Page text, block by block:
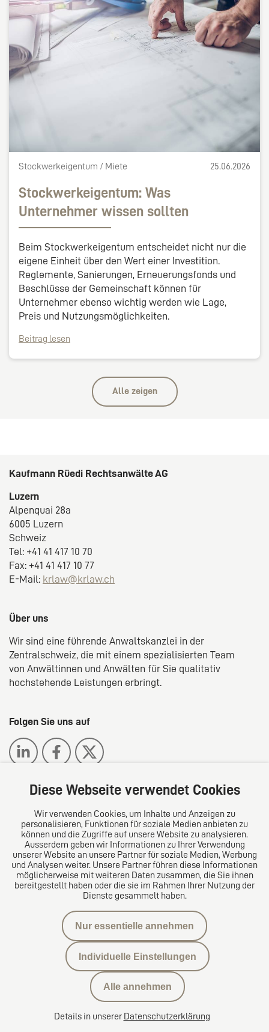
Stockwerkeigentum / Miete 25.06.2026
Stockwerkeigentum: Was
Unternehmer wissen sollten
Beim Stockwerkeigentum entscheidet nicht nur die
eigene Einheit über den Wert einer Investition.
Reglemente, Sanierungen, Erneuerungsfonds und
Beschlüsse der Gemeinschaft können für
Unternehmer ebenso wichtig werden wie Lage,
Preis und Nutzungsmöglichkeiten.
Beitrag lesen
Alle zeigen
Kaufmann Rüedi Rechtsanwälte AG
Luzern
Alpenquai 28a
6005 Luzern
Schweiz
Tel: +41 41 417 10 70
Fax: +41 41 417 10 77
E-Mail: krlaw@krlaw.ch
Über uns
Wir sind eine führende Anwaltskanzlei in der
Zentralschweiz, die mit einem spezialisierten Team
von Anwältinnen und Anwälten für Sie qualitativ
hochstehende Leistungen erbringt.
Folgen Sie uns auf
Das europäische Kanzlei-Netzwerk
Datenschutzerklärung
Diese Webseite verwendet Cookies
Wir verwenden Cookies, um Inhalte und Anzeigen zu
personalisieren, Funktionen für soziale Medien anbieten zu
können und die Zugriffe auf unsere Website zu analysieren.
Ausserdem geben wir Informationen zu Ihrer Verwendung
unserer Website an unsere Partner für soziale Medien, Werbung
und Analysen weiter. Unsere Partner führen diese Informationen
möglicherweise mit weiteren Daten zusammen, die Sie ihnen
bereitgestellt haben oder die sie im Rahmen Ihrer Nutzung der
Dienste gesammelt haben.
Nur essentielle annehmen
Individuelle Einstellungen
Alle annehmen
Details in unserer Datenschutzerklärung